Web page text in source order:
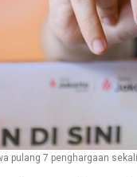
pulang 7 penghargaan